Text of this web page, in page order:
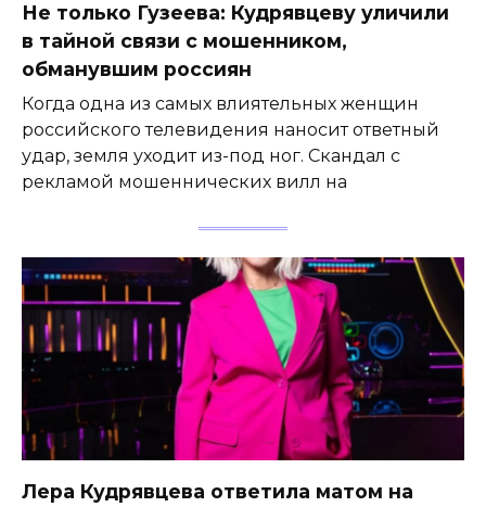
Не только Гузеева: Кудрявцеву уличили
в тайной связи с мошенником,
обманувшим россиян
Когда одна из самых влиятельных женщин
российского телевидения наносит ответный
удар, земля уходит из-под ног. Скандал с
рекламой мошеннических вилл на
Лера Кудрявцева ответила матом на